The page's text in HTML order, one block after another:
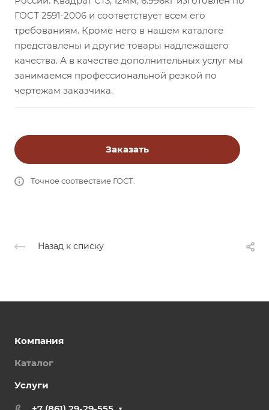
ГОСТ 2591-2006 и соответствует всем его
требованиям. Кроме него в нашем каталоге
представлены и другие товары надлежащего
качества. А в качестве дополнительных услуг мы
занимаемся профессиональной резкой по
чертежам заказчика.
Заказать
Точное соотвествие ГОСТ.
Назад к списку
Компания
Каталог
Услуги